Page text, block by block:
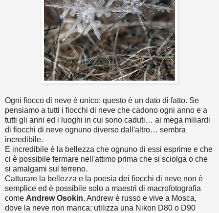
Ogni fiocco di neve è unico: questo è un dato di fatto. Se
pensiamo a tutti i fiocchi di neve che cadono ogni anno e a
tutti gli anni ed i luoghi in cui sono caduti… ai mega miliardi
di fiocchi di neve ognuno diverso dall'altro… sembra
incredibile.
E incredibile è la bellezza che ognuno di essi esprime e che
ci è possibile fermare nell'attimo prima che si sciolga o che
si amalgami sul terreno.
Catturare la bellezza e la poesia dei fiocchi di neve non è
semplice ed è possibile solo a maestri di macrofotografia
come Andrew Osokin. Andrew è russo e vive a Mosca,
dove la neve non manca; utilizza una Nikon D80 o D90